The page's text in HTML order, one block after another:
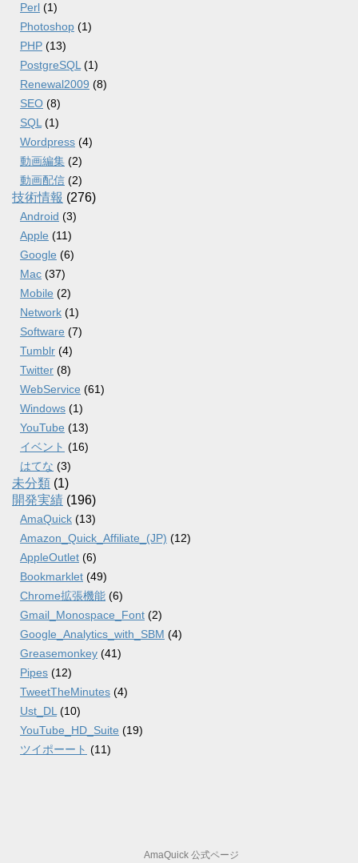
Perl (1)
Photoshop (1)
PHP (13)
PostgreSQL (1)
Renewal2009 (8)
SEO (8)
SQL (1)
Wordpress (4)
動画編集 (2)
動画配信 (2)
技術情報 (276)
Android (3)
Apple (11)
Google (6)
Mac (37)
Mobile (2)
Network (1)
Software (7)
Tumblr (4)
Twitter (8)
WebService (61)
Windows (1)
YouTube (13)
イベント (16)
はてな (3)
未分類 (1)
開発実績 (196)
AmaQuick (13)
Amazon_Quick_Affiliate_(JP) (12)
AppleOutlet (6)
Bookmarklet (49)
Chrome拡張機能 (6)
Gmail_Monospace_Font (2)
Google_Analytics_with_SBM (4)
Greasemonkey (41)
Pipes (12)
TweetTheMinutes (4)
Ust_DL (10)
YouTube_HD_Suite (19)
ツイポーート (11)
AmaQuick 公式ページ